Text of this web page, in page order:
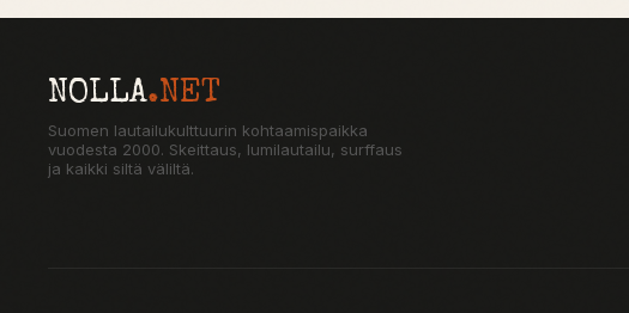
NOLLA.NET
Suomen lautailukulttuurin kohtaamispaikka
vuodesta 2000. Skeittaus, lumilautailu, surffaus
ja kaikki siltä väliltä.